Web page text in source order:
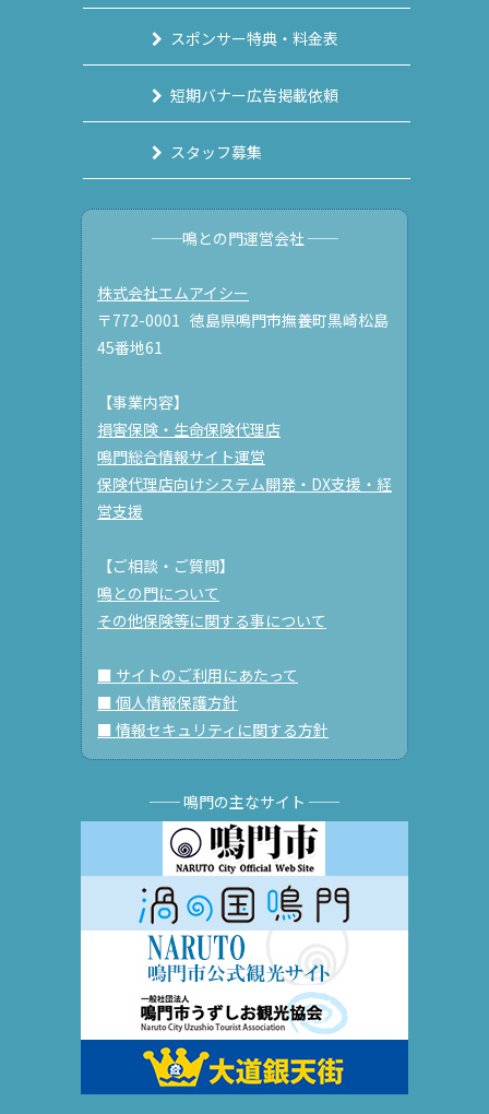
スポンサー特典・料金表
短期バナー広告掲載依頼
スタッフ募集
──鳴との門運営会社 ──
株式会社エムアイシー
〒772-0001 徳島県鳴門市撫養町黒崎松島
45番地61
【事業内容】
損害保険・生命保険代理店
鳴門総合情報サイト運営
保険代理店向けシステム開発・DX支援・経
営支援
【ご相談・ご質問】
鳴との門について
その他保険等に関する事について
■ サイトのご利用にあたって
■ 個人情報保護方針
■ 情報セキュリティに関する方針
── 鳴門の主なサイト ──